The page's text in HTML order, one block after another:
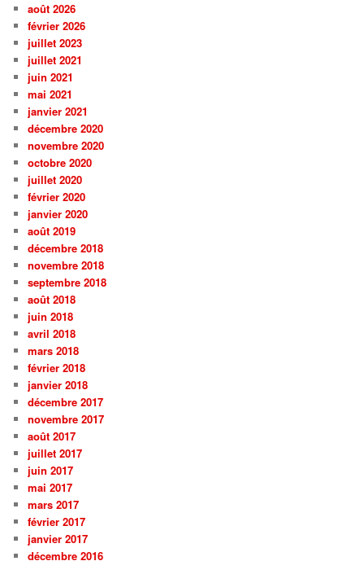
août 2026
février 2026
juillet 2023
juillet 2021
juin 2021
mai 2021
janvier 2021
décembre 2020
novembre 2020
octobre 2020
juillet 2020
février 2020
janvier 2020
août 2019
décembre 2018
novembre 2018
septembre 2018
août 2018
juin 2018
avril 2018
mars 2018
février 2018
janvier 2018
décembre 2017
novembre 2017
août 2017
juillet 2017
juin 2017
mai 2017
mars 2017
février 2017
janvier 2017
décembre 2016